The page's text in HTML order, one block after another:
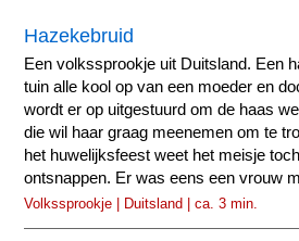
Hazekebruid
Een volkssprookje uit Duitsland. Een
tuin alle kool op van een moeder en
wordt er op uitgestuurd om de haas
die wil haar graag meenemen om te
het huwelijksfeest weet het meisje
ontsnappen. Er was eens een vrouw
Volkssprookje | Duitsland | ca. 3 min.